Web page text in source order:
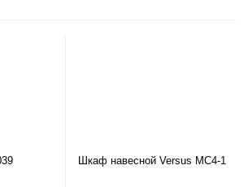
Шкаф навесной Versus MC4-1